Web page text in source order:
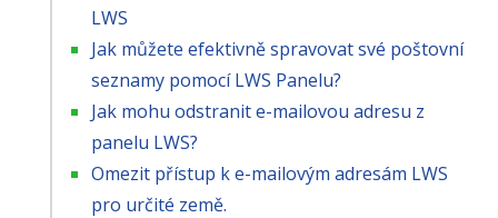
LWS
Jak můžete efektivně spravovat své poštovní
seznamy pomocí LWS Panelu?
Jak mohu odstranit e-mailovou adresu z
panelu LWS?
Omezit přístup k e-mailovým adresám LWS
pro určité země.